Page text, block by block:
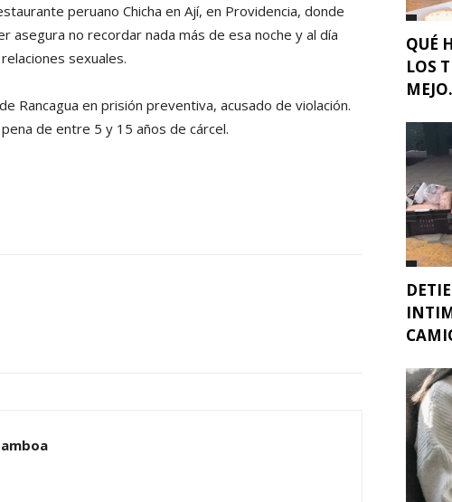
peruano Chicha en Ají, en Providencia, donde
asegura no recordar nada más de esa noche y al día
sexuales.
Rancagua en prisión preventiva, acusado de violación.
de entre 5 y 15 años de cárcel.
QUÉ
LOS